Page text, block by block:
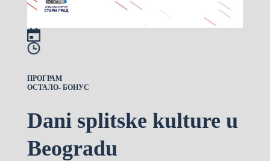
ПРОГРАМ
ОСТАЛО- БОНУС
Dani splitske kulture u
Beogradu